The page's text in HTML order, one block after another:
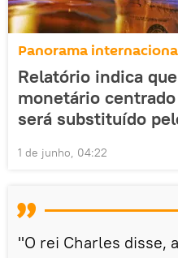
Panorama
Relatório indica
monetário
será substituído
1 de junho, 04:22
"O rei Charles disse,